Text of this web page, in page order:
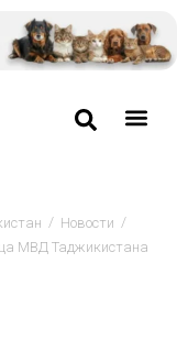
/ Новости /
МВД Таджикистана